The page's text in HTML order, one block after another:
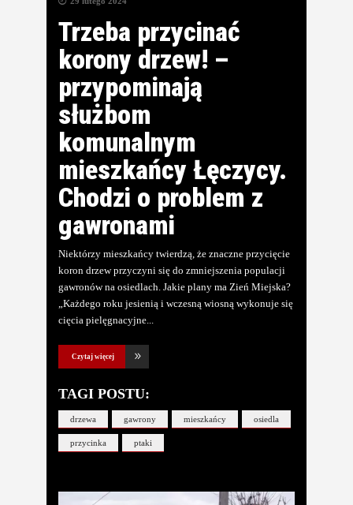
Trzeba przycinać
korony drzew! –
przypominają
służbom
komunalnym
mieszkańcy Łęczycy.
Chodzi o problem z
gawronami
Niektórzy mieszkańcy twierdzą, że znaczne przycięcie
koron drzew przyczyni się do zmniejszenia populacji
gawronów na osiedlach. Jakie plany ma Zień Miejska?
„Każdego roku jesienią i wczesną wiosną wykonuje się
cięcia pielęgnacyjne
Czytaj więcej
TAGI POSTU:
drzewa gawrony mieszkańcy osiedla
przycinka ptaki